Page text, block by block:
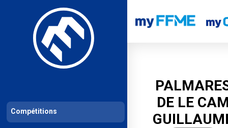
Les compétitions Calendrier de compétitions Classements
DE LE
Compétitions